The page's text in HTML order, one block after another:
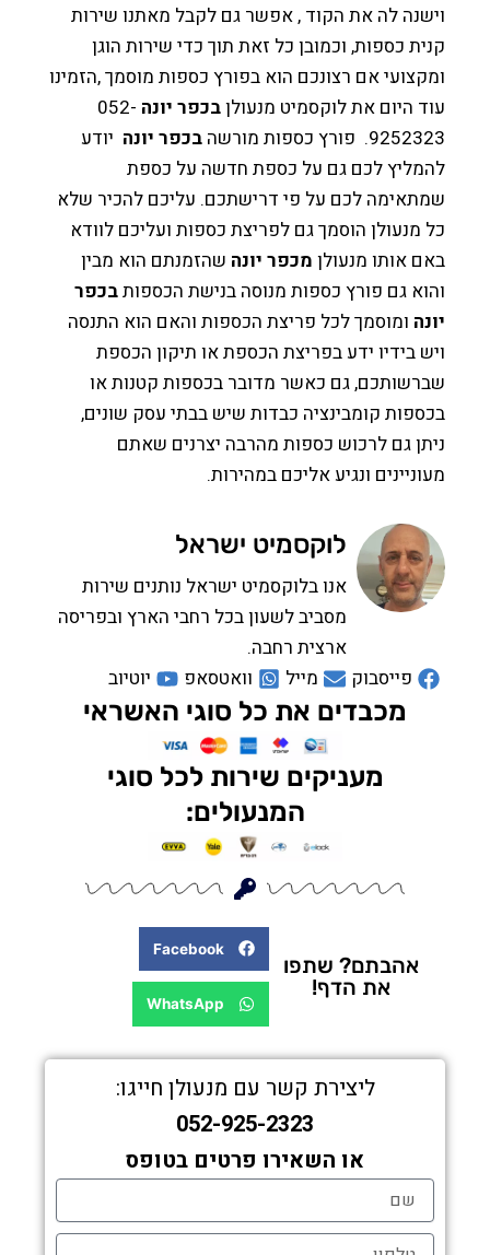
לה את הקוד , אפשר גם לקבל מאתנו שירות
כספות, וכמובן כל זאת תוך כדי שירות הוגן
אם רצונכם הוא בפורץ כספות מוסמך ,הזמינו
היום את לוקסמיט מנעולןבכפר יונה052-
פורץ כספות מורשה
בכפר יונהיודע
לכם גם על כספת חדשה על כספת
לכם על פי דרישתכם. עליכם להכיר שלא
מנעולן הוסמך גם לפריצת כספות ועליכם לוודא
אותו מנעולןמכפר יונהשהזמנתם הוא מבין
גם פורץ כספות מנוסה בנישת הכספותבכפר
ומוסמך לכל פריצת הכספות והאם הוא התנסה
בידיו ידע בפריצת הכספת או תיקון הכספת
גם כאשר מדובר בכספות קטנות או
קומבינציה כבדות שיש בבתי עסק שונים,
גם לרכוש כספות מהרבה יצרנים שאתם
ונגיע אליכם במהירות.
לוקסמיט ישראל
אנו בלוקסמיט ישראל נותנים שירות
מסביב לשעון בכל רחבי הארץ ובפריסה
ארצית רחבה.
פייסבוק
מייל וואטסאפ יוטיוב
מכבדים את כל סוגי האשראי
מעניקים שירות לכל סוגי
המנעולים:
Facebook
WhatsApp
אהבתם? שתפו
את הדף!
ליצירת קשר עם מנעולן חייגו:
052-925-2323
או השאירו פרטים בטופס